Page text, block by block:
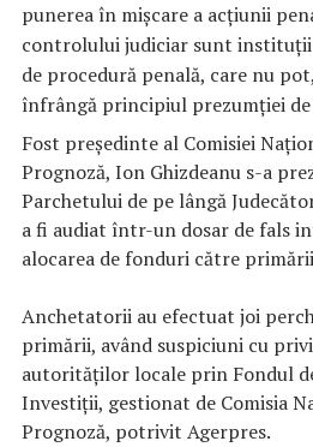
punerea în mișcare a acțiunii
controlului judiciar sunt
de procedură penală, care nu
înfrângă principiul prezumției de
Fost preşedinte al Comisiei
Prognoză, Ion Ghizdeanu s-a
Parchetului de pe lângă
a fi audiat într-un dosar de fals
alocarea de fonduri către
Anchetatorii au efectuat joi
primării, având suspiciuni cu
autorităţilor locale prin Fondul
Investiţii, gestionat de Comisia
Prognoză, potrivit Agerpres.